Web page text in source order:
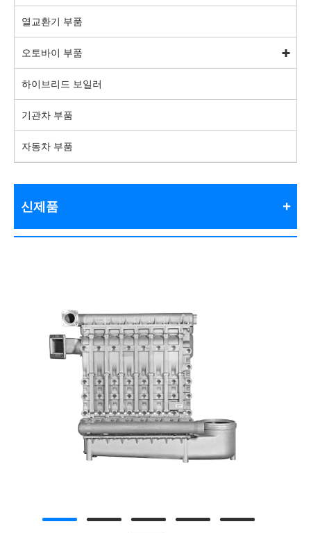
열교환기 부품
오토바이 부품
하이브리드 보일러
기관차 부품
자동차 부품
신제품